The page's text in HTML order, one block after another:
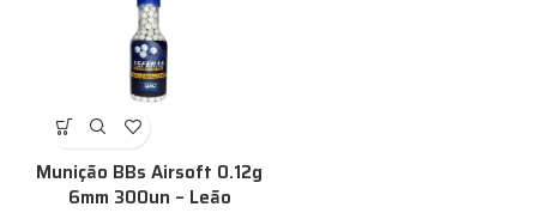
Munição BBs Airsoft 0.12g
6mm 300un – Leão